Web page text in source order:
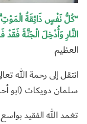
“كُلُّ نَفْسٍ ذَائِقَةُ الْمَوْتِ
النَّارِ وَأُدْخِلَ الْجَنَّةَ فَقَدْ
العظيم
سلمان دويكات (ابو
تغمد الله الفقيد